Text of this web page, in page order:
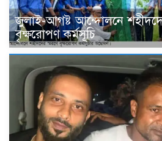
জুলাই-আগষ্ট আন্দোলনে
বৃক্ষরোপণ কর্মসূচি